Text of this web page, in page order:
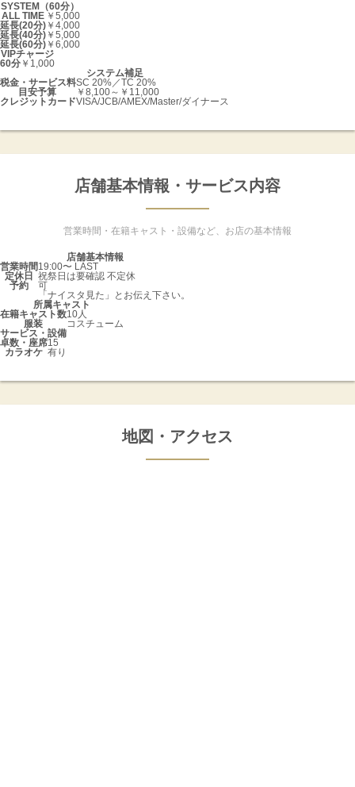
SYSTEM（60分）
ALL TIME ￥5,000
延長(20分) ￥4,000
延長(40分) ￥5,000
延長(60分) ￥6,000
VIPチャージ
60分 ￥1,000
システム補足
税金・サービス料SC 20%／TC 20%
目安予算
￥8,100～￥11,000
クレジットカードVISA/JCB/AMEX/Master/ダイナース
店舗基本情報・サービス内容
営業時間・在籍キャスト・設備など、お店の基本情報
店舗基本情報
営業時間19:00〜 LAST
定休日
祝祭日は要確認 不定休
予約
可
「ナイスタ見た」とお伝え下さい。
所属キャスト
在籍キャスト数10人
服装
コスチューム
サービス・設備
卓数・座席15
カラオケ 有り
地図・アクセス